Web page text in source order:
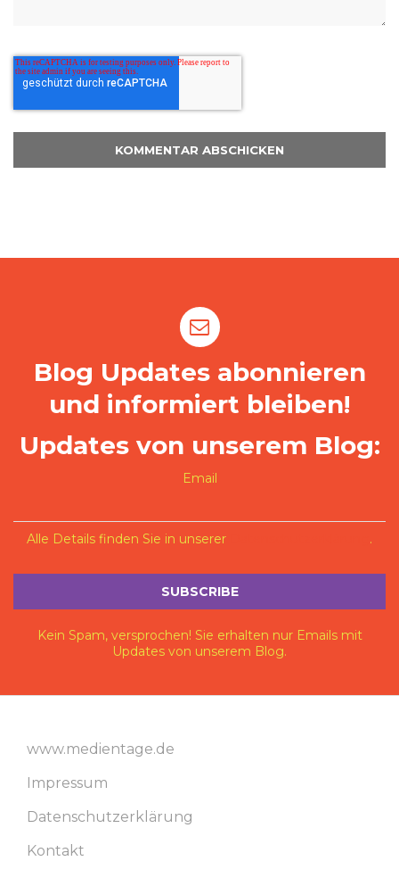
Blog Updates abonnieren
und informiert bleiben!
Updates von unserem Blog:
Email
Alle Details finden Sie in unserer .
Kein Spam, versprochen! Sie erhalten nur Emails mit
Updates von unserem Blog.
www.medientage.de
Impressum
Datenschutzerklärung
Kontakt